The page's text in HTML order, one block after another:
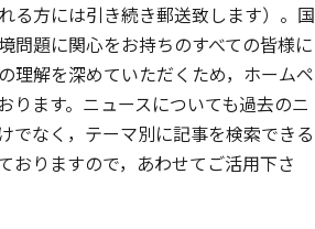
る方には引き続き郵送致します）。国
問題に関心をお持ちのすべての皆様に
理解を深めていただくため，ホームペ
ります。ニュースについても過去のニ
でなく，テーマ別に記事を検索できる
おりますので，あわせてご活用下さ